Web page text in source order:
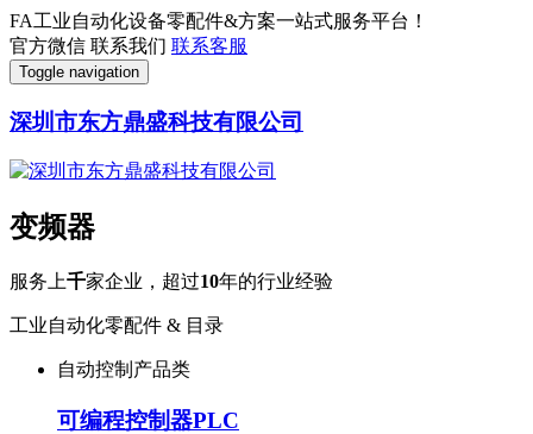
FA工业自动化设备零配件&方案一站式服务平台！
官方微信 联系我们 联系客服
Toggle navigation
深圳市东方鼎盛科技有限公司
变频器
服务上千家企业，超过10年的行业经验
工业自动化零配件 & 目录
自动控制产品类
可编程控制器PLC